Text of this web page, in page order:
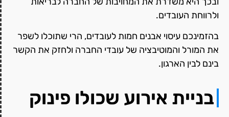
ולרווחת העובדים.
בהזמינכם עיסוי אבנים חמות לעובדים, הרי שתוכלו לשפר
את המורל והמוטיבציה של עובדי החברה ולחזק את הקשר
בינם לבין הארגון.
בניית אירוע שכולו פינוק